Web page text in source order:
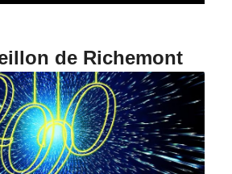
de Richemont